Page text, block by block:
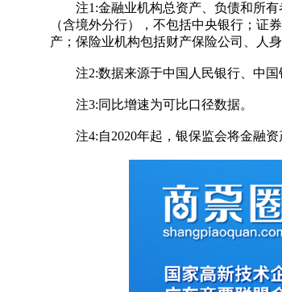
注1:金融业机构总资产、负债和所
（含境外分行），不包括中央银行；证
产；保险业机构包括财产保险公司、人
注2:数据来源于中国人民银行、中
注3:同比增速为可比口径数据。
注4:自2020年起，银保监会将金融